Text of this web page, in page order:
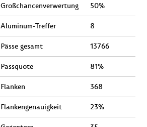
Großchancenverwertung 50%
Aluminum-Treffer 8
Pässe gesamt 13766
Passquote 81%
Flanken 368
Flankengenauigkeit 23%